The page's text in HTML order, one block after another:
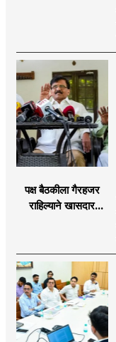
पक्ष बैठकीला गैरहजर
राहिल्याने खासदार
काय सांगतो?